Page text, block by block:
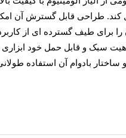
و آن را برای طیف گسترده ای از
سبک و قابل حمل خود